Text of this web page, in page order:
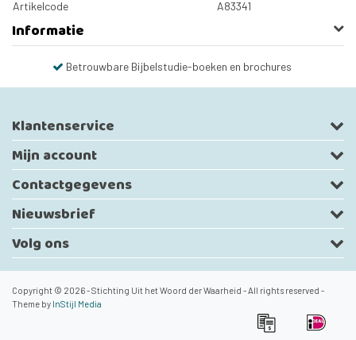
Artikelcode A83341
Informatie
Betrouwbare Bijbelstudie-boeken en brochures
Klantenservice
Mijn account
Contactgegevens
Nieuwsbrief
Volg ons
Copyright © 2026 - Stichting Uit het Woord der Waarheid - All rights reserved -
Theme by InStijl Media